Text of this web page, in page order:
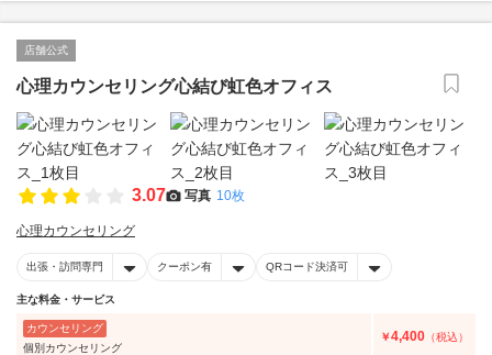
店舗公式
心理カウンセリング心結び虹色オフィス
3.07 写真 10枚
心理カウンセリング
出張・訪問専門 クーポン有 QRコード決済可
主な料金・サービス
カウンセリング
個別カウンセリング
￥4,400 （税込）